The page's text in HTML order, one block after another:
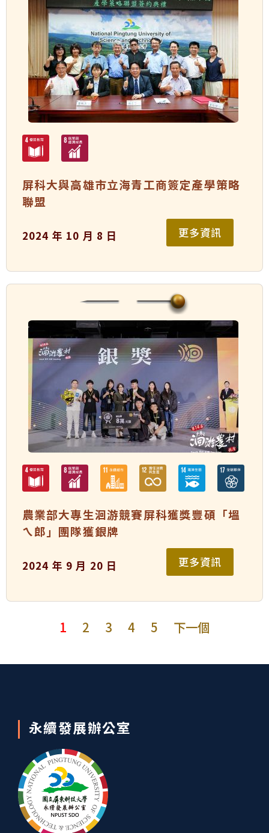
屏科大與高雄市立海青工商簽定產學策略
聯盟
2024 年 10 月 8 日 更多資訊
農業部大專生洄游競賽屏科獲獎豐碩「塭
ㄟ郎」團隊獲銀牌
2024 年 9 月 20 日 更多資訊
1 2 3 4 5 下一個
永續發展辦公室